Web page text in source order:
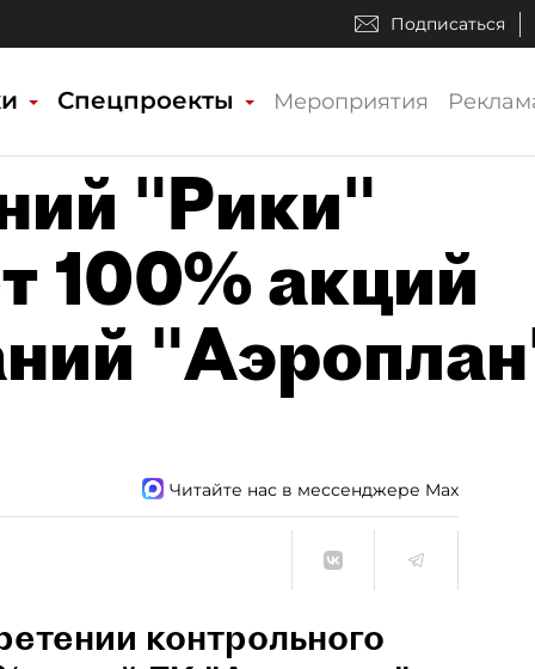
Подписаться
Спецпроекты Мероприятия
"Рики"
100% акций
Читайте нас в мессенджере Max
контрольного